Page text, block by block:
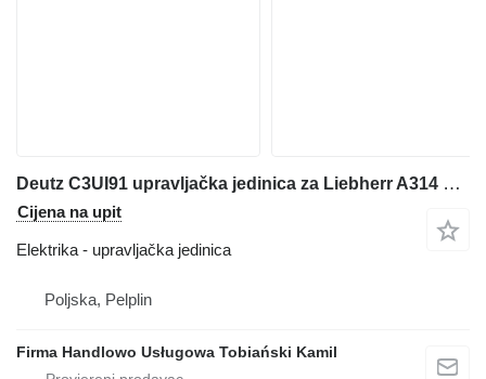
Deutz C3UI91 upravljačka jedinica za Liebherr A314 bagera
Cijena na upit
Elektrika - upravljačka jedinica
Poljska, Pelplin
Firma Handlowo Usługowa Tobiański Kamil